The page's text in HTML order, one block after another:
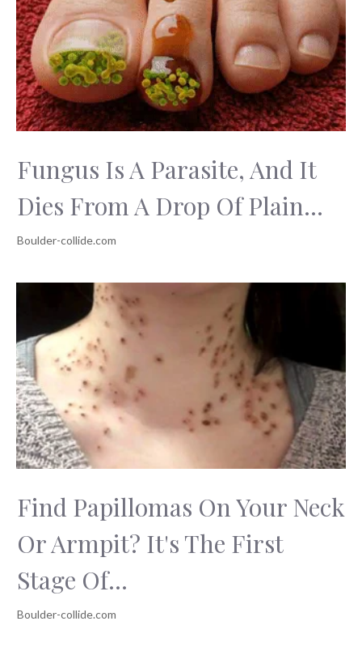
Fungus Is A Parasite, And It
Dies From A Drop Of Plain...
Find Papillomas On Your Neck
Or Armpit? It's The First
Stage Of...